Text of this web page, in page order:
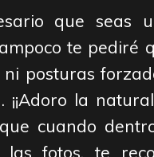
que seas
te pediré
ni posturas
¡¡Adoro la
cuando
las fotos, te